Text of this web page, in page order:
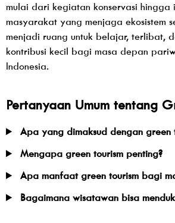
mulai dari kegiatan konservasi hingga
masyarakat yang menjaga ekosistem
menjadi ruang untuk belajar, terlibat,
kontribusi kecil bagi masa depan
Indonesia.
Pertanyaan Umum tentang
Apa yang dimaksud dengan green
Mengapa green tourism penting?
Apa manfaat green tourism bagi
Bagaimana wisatawan bisa